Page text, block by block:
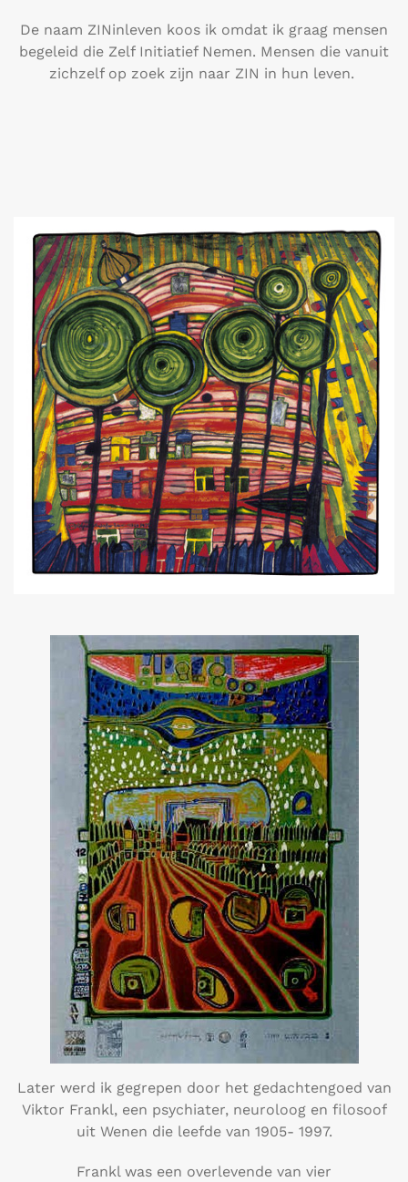
De naam ZINinleven koos ik omdat ik graag mensen
begeleid die Zelf Initiatief Nemen. Mensen die vanuit
zichzelf op zoek zijn naar ZIN in hun leven.
Later werd ik gegrepen door het gedachtengoed van
Viktor Frankl, een psychiater, neuroloog en filosoof
uit Wenen die leefde van 1905- 1997.
Frankl was een overlevende van vier